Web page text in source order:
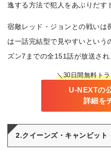
逸する方法で犯人をあぶりだす
宿敵レッド・ジョンとの戦いは
は一話完結型で見やすいという
ズン7までの全151話が放送さ
＼30日間無料ト
U-NEXTの
詳細を
2.クイーンズ・キャンビット